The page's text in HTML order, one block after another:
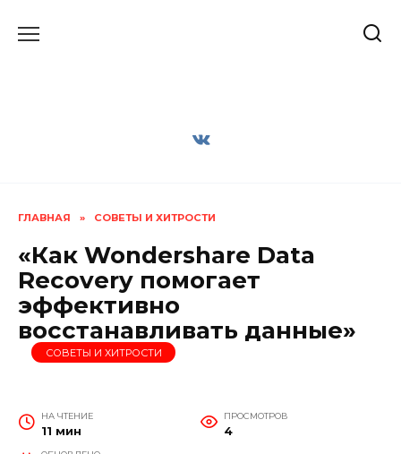
ГЛАВНАЯ » СОВЕТЫ И ХИТРОСТИ
«Как Wondershare Data
Recovery помогает
эффективно
восстанавливать данные»
СОВЕТЫ И ХИТРОСТИ
НА ЧТЕНИЕ
11 мин
ПРОСМОТРОВ
4